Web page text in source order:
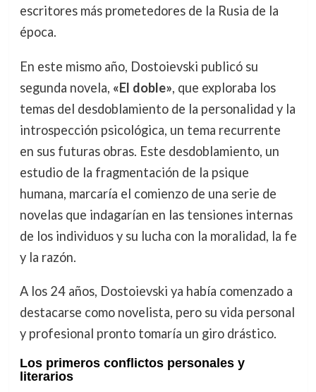
escritores más prometedores de la Rusia de la
época.
En este mismo año, Dostoievski publicó su
segunda novela, «El doble», que exploraba los
temas del desdoblamiento de la personalidad y la
introspección psicológica, un tema recurrente
en sus futuras obras. Este desdoblamiento, un
estudio de la fragmentación de la psique
humana, marcaría el comienzo de una serie de
novelas que indagarían en las tensiones internas
de los individuos y su lucha con la moralidad, la fe
y la razón.
A los 24 años, Dostoievski ya había comenzado a
destacarse como novelista, pero su vida personal
y profesional pronto tomaría un giro drástico.
Los primeros conflictos personales y
literarios